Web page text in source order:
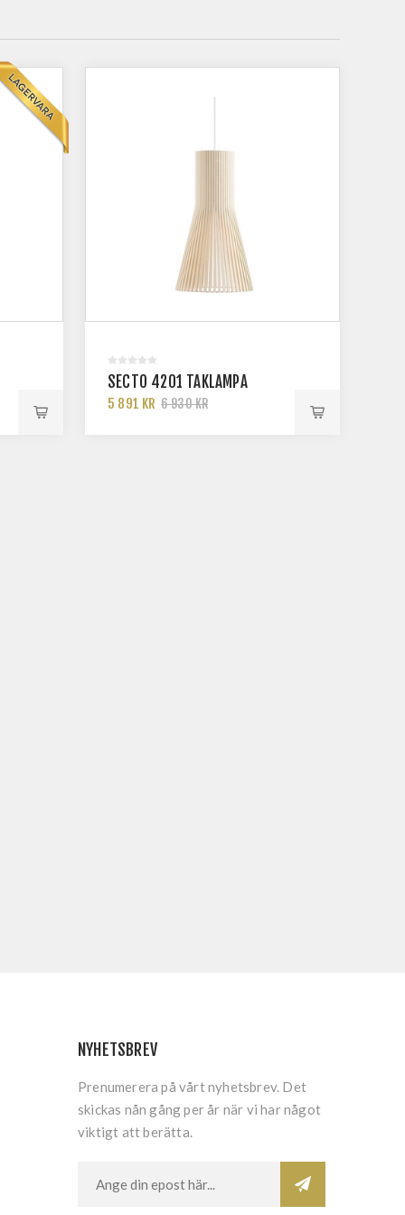
SECTO 4201 TAKLAMPA
5 891 KR 6 930 KR
NYHETSBREV
Prenumerera på vårt nyhetsbrev. Det
skickas nån gång per år när vi har något
viktigt att berätta.